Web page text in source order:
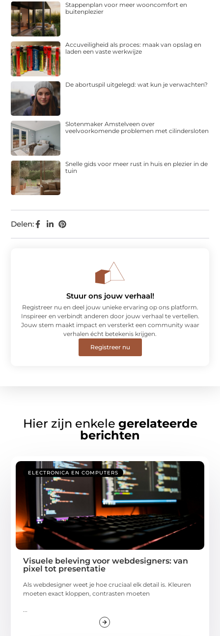
Delen:
Stappenplan voor meer wooncomfort en
buitenplezier
Accuveiligheid als proces: maak van opslag en
laden een vaste werkwijze
De abortuspil uitgelegd: wat kun je verwachten?
Slotenmaker Amstelveen over
veelvoorkomende problemen met cilindersloten
Snelle gids voor meer rust in huis en plezier in de
tuin
Stuur ons jouw verhaal!
Registreer nu en deel jouw unieke ervaring op ons platform.
Inspireer en verbindt anderen door jouw verhaal te vertellen.
Jouw stem maakt impact en versterkt een community waar
verhalen écht betekenis krijgen.
Registreer nu
Hier zijn enkele gerelateerde
berichten
ELECTRONICA EN COMPUTERS
Visuele beleving voor webdesigners: van
pixel tot presentatie
Als webdesigner weet je hoe cruciaal elk detail is. Kleuren
moeten exact kloppen, contrasten moeten